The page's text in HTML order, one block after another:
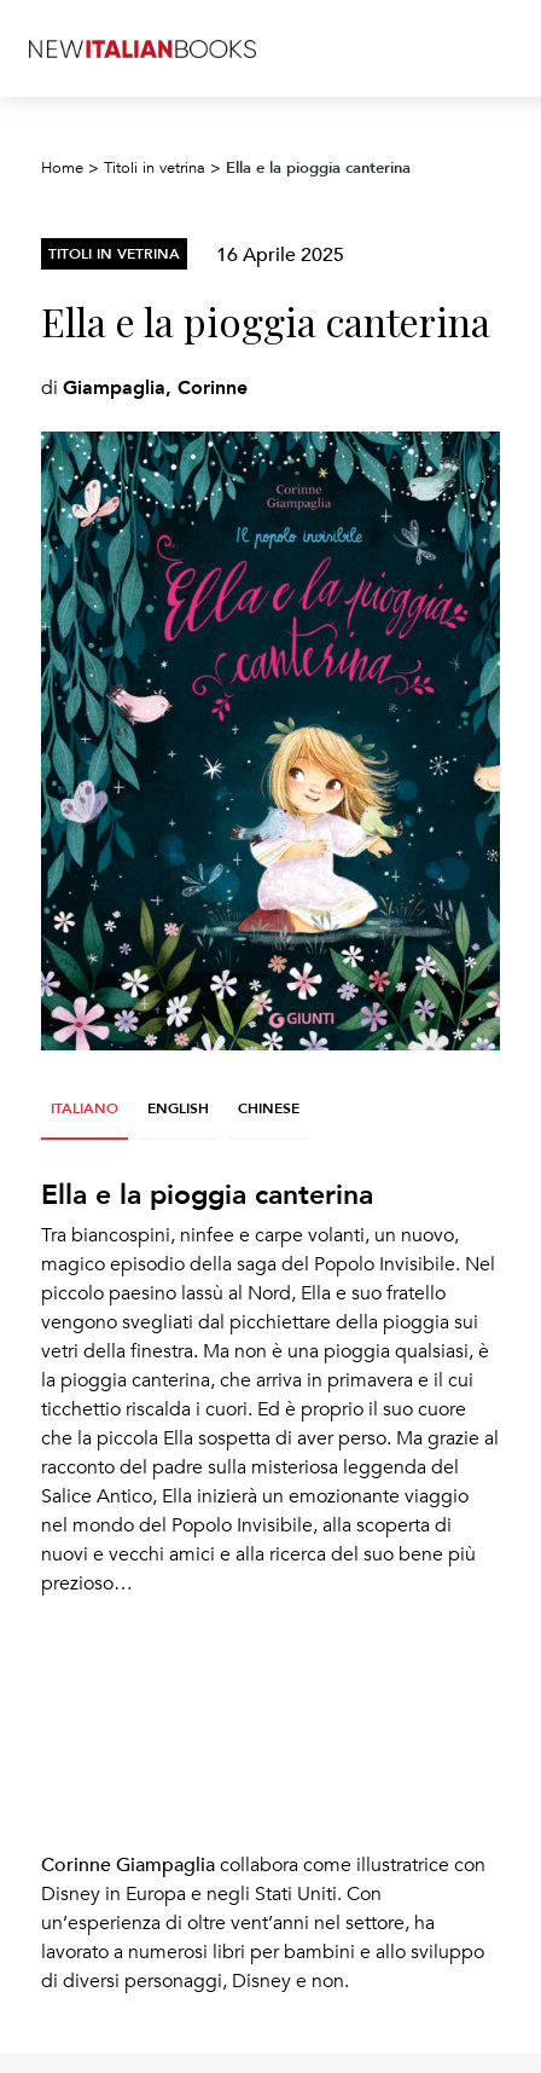
Home >Titoli in vetrina > Ella e la pioggia canterina
TITOLI IN VETRINA 16 Aprile 2025
Ella e la pioggia canterina
diGiampaglia, Corinne
ITALIANO ENGLISH CHINESE
Ella e la pioggia canterina
Tra biancospini, ninfee e carpe volanti, un nuovo,
magico episodio della saga del Popolo Invisibile. Nel
piccolo paesino lassù al Nord, Ella e suo fratello
vengono svegliati dal picchiettare della pioggia sui
vetri della finestra. Ma non è una pioggia qualsiasi, è
la pioggia canterina, che arriva in primavera e il cui
ticchettio riscalda i cuori. Ed è proprio il suo cuore
che la piccola Ella sospetta di aver perso. Ma grazie al
racconto del padre sulla misteriosa leggenda del
Salice Antico, Ella inizierà un emozionante viaggio
nel mondo del Popolo Invisibile, alla scoperta di
nuovi e vecchi amici e alla ricerca del suo bene più
prezioso…
Giampaglia, Corinne
Corinne Giampaglia collabora come illustratrice con
Disney in Europa e negli Stati Uniti. Con
un’esperienza di oltre vent’anni nel settore, ha
lavorato a numerosi libri per bambini e allo sviluppo
di diversi personaggi, Disney e non.